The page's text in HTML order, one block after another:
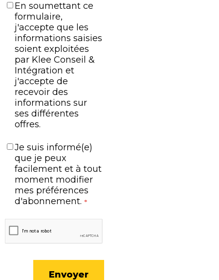
En soumettant ce
formulaire,
j'accepte que les
informations saisies
soient exploitées
par Klee Conseil &
Intégration et
j'accepte de
recevoir des
informations sur
ses différentes
offres.
Je suis informé(e)
que je peux
facilement et à tout
moment modifier
mes préférences
d'abonnement. *